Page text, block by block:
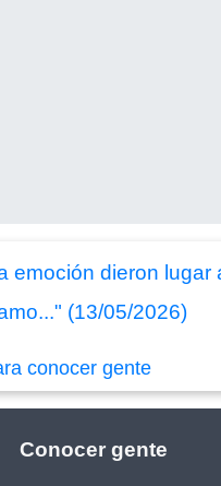
dieron lugar
(13/05/2026)
conocer gente
Conocer gente